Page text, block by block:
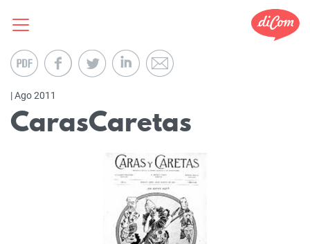
| Ago 2011
CarasCaretas